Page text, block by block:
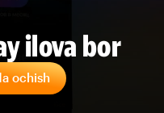
ilova bor
ochish